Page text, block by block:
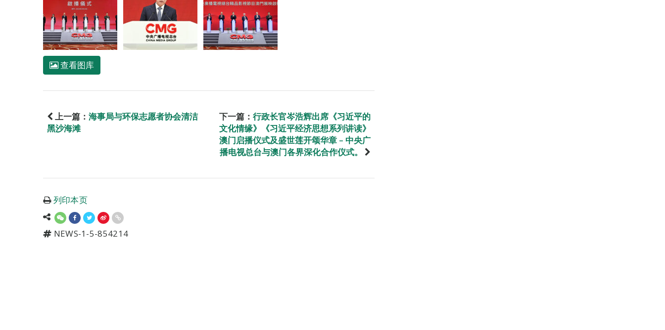
查看图库
上一篇： 海事局与环保志愿者协会清洁
黑沙海滩
下一篇： 行政长官岑浩辉出席《习近平的
文化情缘》《习近平经济思想系列讲读》
澳门启播仪式及盛世莲开颂华章 – 中央广
播电视总台与澳门各界深化合作仪式。
列印本页
NEWS-1-5-854214